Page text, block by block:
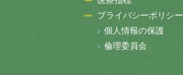
プライバシーポリシー
個人情報の保護
倫理委員会